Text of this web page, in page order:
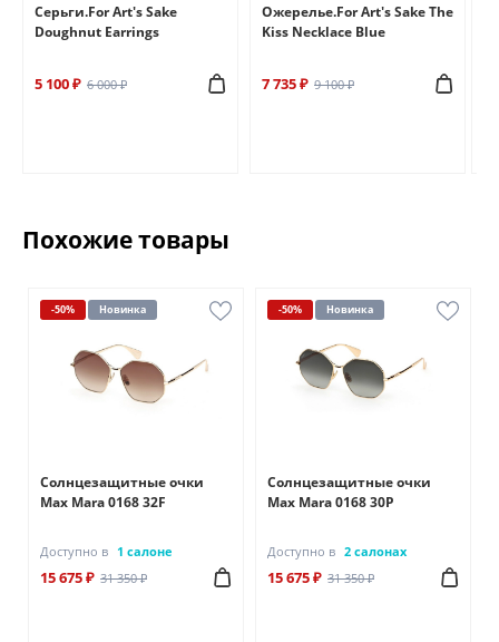
Серьги.For Art's Sake
Doughnut Earrings
5 100 ₽ 6 000 ₽
Ожерелье.For Art's Sake The
Kiss Necklace Blue
7 735 ₽ 9 100 ₽
Похожие товары
-50% Новинка
Солнцезащитные очки
Max Mara 0168 32F
Доступно в 1 салоне
15 675 ₽ 31 350 ₽
-50% Новинка
Солнцезащитные очки
Max Mara 0168 30P
Доступно в 2 салонах
15 675 ₽ 31 350 ₽